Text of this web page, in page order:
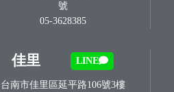
號
05-3628385
佳里 LINE
台南市佳里區延平路106號3樓